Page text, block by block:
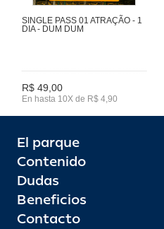
SINGLE PASS 01 ATRAÇÃO - 1
DIA - DUM DUM
R$ 49,00
En hasta 10X de R$ 4,90
El parque
Contenido
Dudas
Beneficios
Contacto